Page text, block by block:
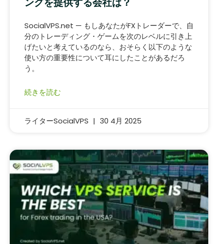
SocialVPS.net — もしあなたがFXトレーダーで、自
分のトレーディング・ゲームを次のレベルに引き上
げたいと考えているのなら、おそらく以下のような
使い方の重要性について耳にしたことがあるだろ
う。
続きを読む
ライターSocialVPS 30 4月 2025